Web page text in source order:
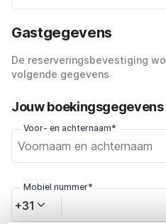
Gastgegevens
De reserveringsbevestiging
volgende gegevens
Jouw boekingsgegevens
Voor- en achternaam*
Mobiel nummer*
+31